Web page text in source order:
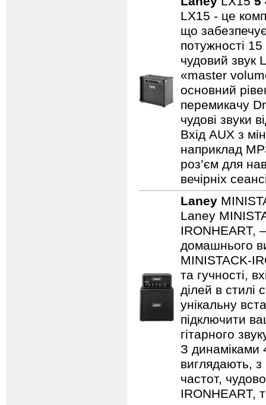
LX15 - це
що
потужності
чудовий звук
«master
основний
перемикачу
чудові звуки
Вхід AUX з
наприклад
роз’єм для
вечірніх
Laney
Laney
IRONHEART,
домашнього
MINISTACK-
та гучності,
ділей в стилі
унікальну
підключити
гітарного
З динаміками
виглядають, з
частот,
IRONHEART,